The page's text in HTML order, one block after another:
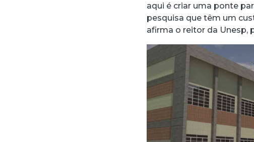
aqui é criar uma ponte
pesquisa que têm um
afirma o reitor da Unesp,